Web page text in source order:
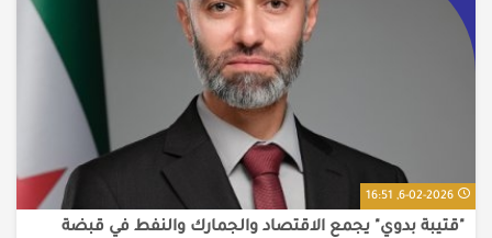
6-02-2026, 16:51
"قتيبة بدوي" يجمع الاقتصاد والجمارك والنفط في قبضة